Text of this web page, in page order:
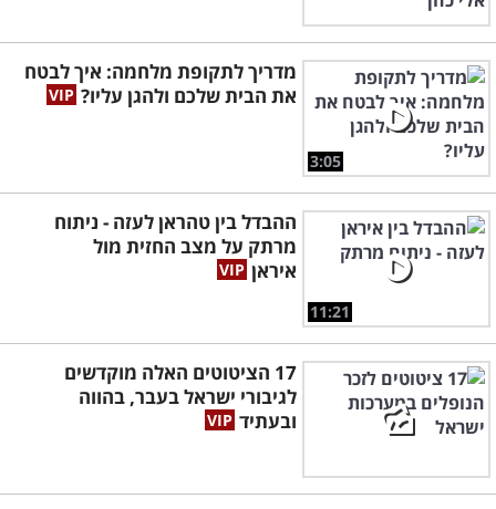
3:05
מדריך לתקופת מלחמה: איך לבטח
את הבית שלכם ולהגן עליו?
11:21
ההבדל בין טהראן לעזה - ניתוח
מרתק על מצב החזית מול
איראן
17 הציטוטים האלה מוקדשים
לגיבורי ישראל בעבר, בהווה
ובעתיד